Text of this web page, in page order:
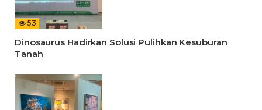
53
Dinosaurus Hadirkan Solusi Pulihkan Kesuburan
Tanah